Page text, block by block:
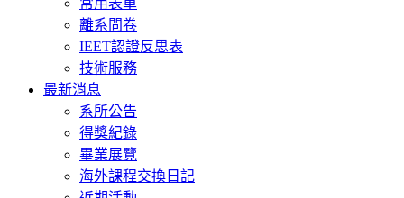
離系問卷
IEET認證反思表
技術服務
最新消息
系所公告
得獎紀錄
畢業展覽
海外課程交換日記